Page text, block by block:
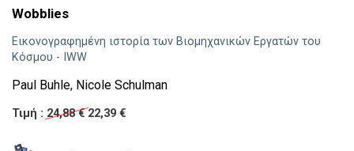
Wobblies
Εικονογραφημένη ιστορία των Βιομηχανικών Εργατών του
Κόσμου - IWW
Paul Buhle, Nicole Schulman
Τιμή : 24,88 €22,39 €